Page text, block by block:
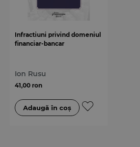
Infractiuni privind domeniul
financiar-bancar
Ion Rusu
41,00 ron